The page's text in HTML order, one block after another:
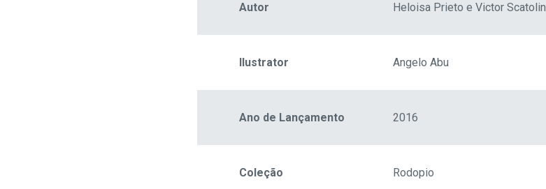
Autor Heloisa Prieto e Victor Scatolin
Ilustrator Angelo Abu
Ano de Lançamento 2016
Coleção Rodopio